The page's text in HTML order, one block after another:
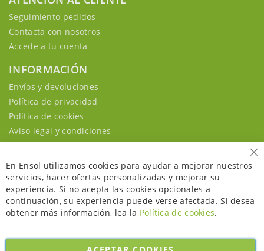
Seguimiento pedidos
Contacta con nosotros
Accede a tu cuenta
INFORMACIÓN
Envíos y devoluciones
Política de privacidad
Política de cookies
Aviso legal y condiciones
En Ensol utilizamos cookies para ayudar a mejorar nuestros
servicios, hacer ofertas personalizadas y mejorar su
experiencia. Si no acepta las cookies opcionales a
continuación, su experiencia puede verse afectada. Si desea
obtener más información, lea la Política de cookies.